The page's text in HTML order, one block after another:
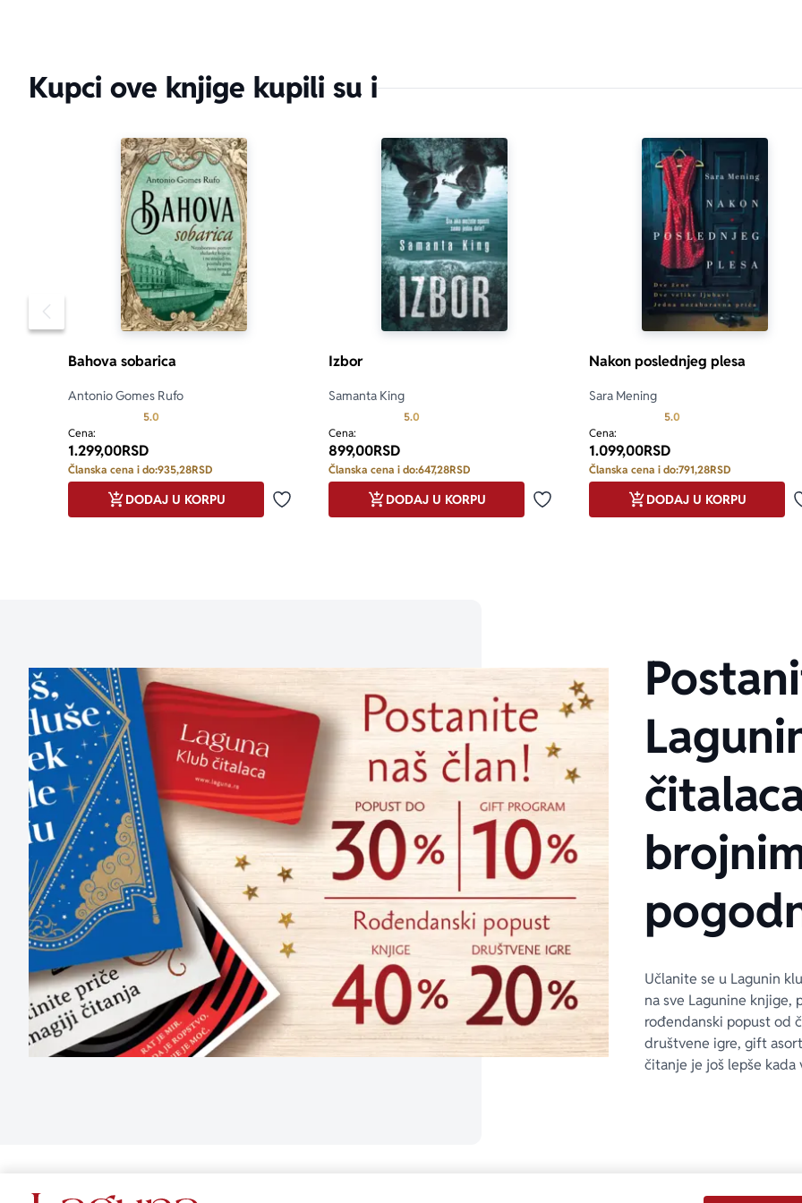
Kupci ove knjige kupili su i
Pomeranje sadržaja slajdera u levo
Bahova sobarica
Antonio Gomes Rufo
5.0
Cena:
1.299,00RSD
Članska cena i do:935,28RSD
Dodaj u omiljene
DODAJ U KORPU
Izbor
Samanta King
5.0
Cena:
899,00RSD
Članska cena i do:647,28RSD
Dodaj u omiljene
DODAJ U KORPU
Nakon poslednjeg plesa
Sara Mening
5.0
Cena:
1.099,00RSD
Članska cena i do:791,28RSD
DODAJ U KORPU
Učlanite se u Lagunin
na sve Lagunine knjige,
rođendanski popust od
društvene igre, gift
čitanje je još lepše kada